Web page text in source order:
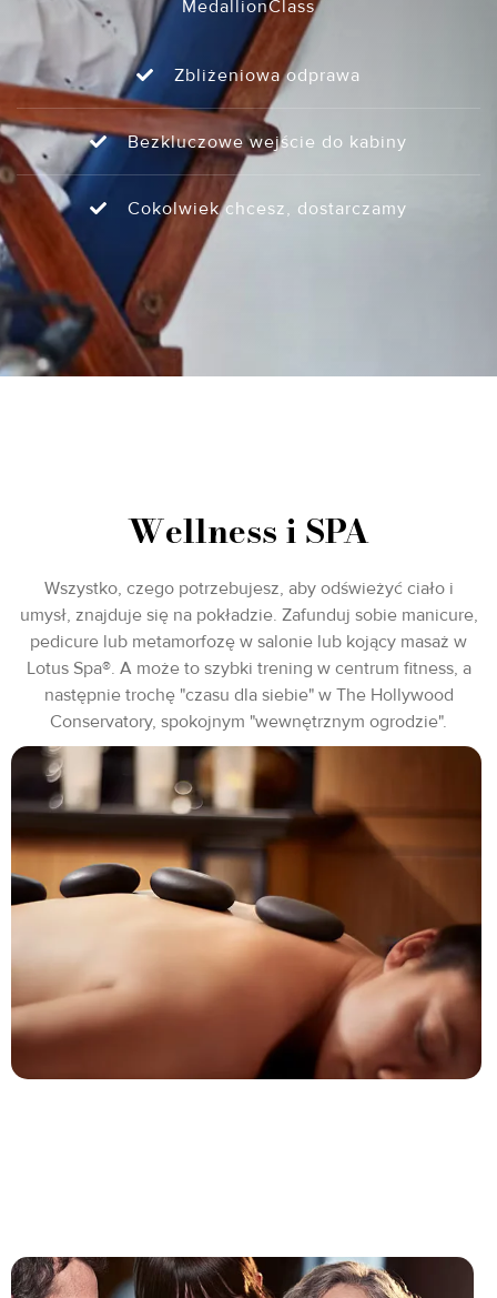
MedallionClass
Zbliżeniowa odprawa
Bezkluczowe wejście do kabiny
Cokolwiek chcesz, dostarczamy
Wellness i SPA
Wszystko, czego potrzebujesz, aby odświeżyć ciało i
umysł, znajduje się na pokładzie. Zafunduj sobie manicure,
pedicure lub metamorfozę w salonie lub kojący masaż w
Lotus Spa®. A może to szybki trening w centrum fitness, a
następnie trochę "czasu dla siebie" w The Hollywood
Conservatory, spokojnym "wewnętrznym ogrodzie".